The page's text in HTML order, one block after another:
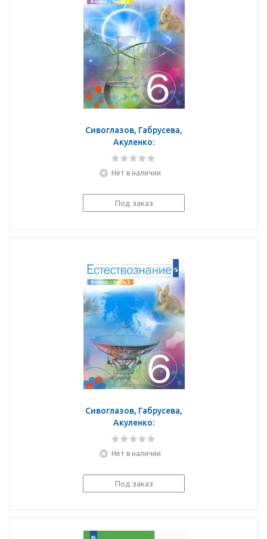
Сивоглазов, Габрусева,
Акуленко:
Естествознание. 6 класс.
ФГОС
Нет в наличии
Под заказ
Сивоглазов, Габрусева,
Акуленко:
Естествознание. 6 класс.
ФГОС
Нет в наличии
Под заказ